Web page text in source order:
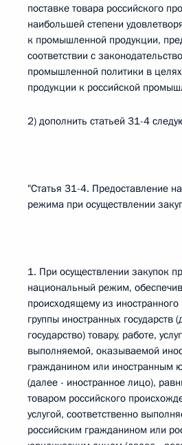
поставке товара российского
наибольшей степени
к промышленной продукции,
соответствии с
промышленной политики в
продукции к российской
2) дополнить статьей 31-4
"Статья 31-4. Предоставление
режима при осуществлении
1. При осуществлении закупок
национальный режим,
происходящему из иностранного
группы иностранных государств
государство) товару, работе,
выполняемой, оказываемой
гражданином или иностранным
(далее - иностранное лицо),
товаром российского
услугой, соответственно
российским гражданином или